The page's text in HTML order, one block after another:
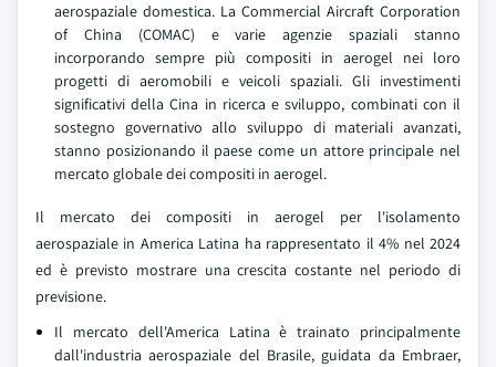
aerospaziale domestica. La Commercial Aircraft Corporation
of China (COMAC) e varie agenzie spaziali stanno
incorporando sempre più compositi in aerogel nei loro
progetti di aeromobili e veicoli spaziali. Gli investimenti
significativi della Cina in ricerca e sviluppo, combinati con il
sostegno governativo allo sviluppo di materiali avanzati,
stanno posizionando il paese come un attore principale nel
mercato globale dei compositi in aerogel.
Il mercato dei compositi in aerogel per l'isolamento
aerospaziale in America Latina ha rappresentato il 4% nel 2024
ed è previsto mostrare una crescita costante nel periodo di
previsione.
Il mercato dell'America Latina è trainato principalmente
dall'industria aerospaziale del Brasile, guidata da Embraer,